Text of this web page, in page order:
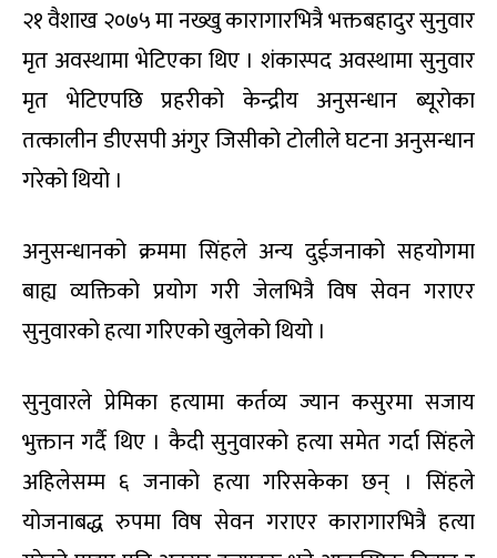
२१ वैशाख २०७५ मा नख्खु कारागारभित्रै भक्तबहादुर सुनुवार
मृत अवस्थामा भेटिएका थिए । शंकास्पद अवस्थामा सुनुवार
मृत भेटिएपछि प्रहरीको केन्द्रीय अनुसन्धान ब्यूरोका
तत्कालीन डीएसपी अंगुर जिसीको टोलीले घटना अनुसन्धान
गरेको थियो ।
अनुसन्धानको क्रममा सिंहले अन्य दुईजनाको सहयोगमा
बाह्य व्यक्तिको प्रयोग गरी जेलभित्रै विष सेवन गराएर
सुनुवारको हत्या गरिएको खुलेको थियो ।
सुनुवारले प्रेमिका हत्यामा कर्तव्य ज्यान कसुरमा सजाय
भुक्तान गर्दै थिए । कैदी सुनुवारको हत्या समेत गर्दा सिंहले
अहिलेसम्म ६ जनाको हत्या गरिसकेका छन् । सिंहले
योजनाबद्ध रुपमा विष सेवन गराएर कारागारभित्रै हत्या